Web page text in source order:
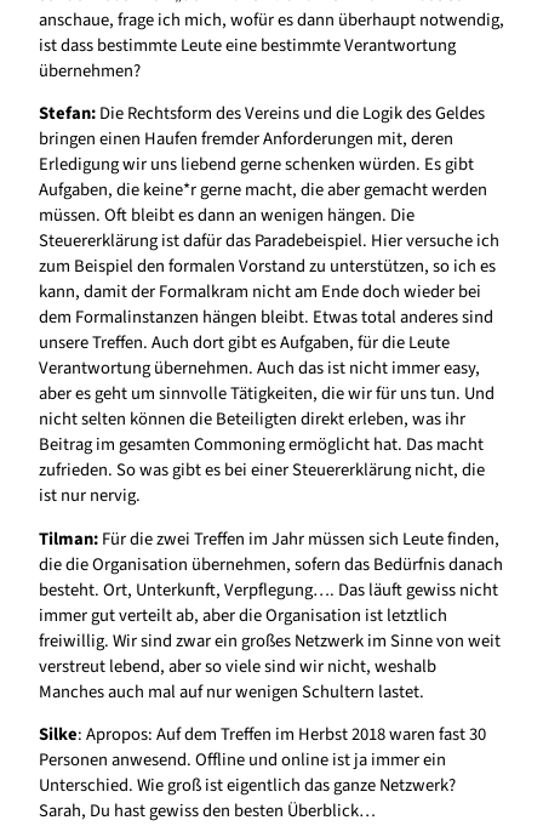
anschaue, frage ich mich, wofür es dann überhaupt notwendig,
ist dass bestimmte Leute eine bestimmte Verantwortung
übernehmen?
Stefan:Die Rechtsform des Vereins und die Logik des Geldes
bringen einen Haufen fremder Anforderungen mit, deren
Erledigung wir uns liebend gerne schenken würden. Es gibt
Aufgaben, die keine*r gerne macht, die aber gemacht werden
müssen. Oft bleibt es dann an wenigen hängen. Die
Steuererklärung ist dafür das Paradebeispiel. Hier versuche ich
zum Beispiel den formalen Vorstand zu unterstützen, so ich es
kann, damit der Formalkram nicht am Ende doch wieder bei
dem Formalinstanzen hängen bleibt. Etwas total anderes sind
unsere Treffen. Auch dort gibt es Aufgaben, für die Leute
Verantwortung übernehmen. Auch das ist nicht immer easy,
aber es geht um sinnvolle Tätigkeiten, die wir für uns tun. Und
nicht selten können die Beteiligten direkt erleben, was ihr
Beitrag im gesamten Commoning ermöglicht hat. Das macht
zufrieden. So was gibt es bei einer Steuererklärung nicht, die
ist nur nervig.
Tilman:Für die zwei Treffen im Jahr müssen sich Leute finden,
die die Organisation übernehmen, sofern das Bedürfnis danach
besteht. Ort, Unterkunft, Verpflegung…. Das läuft gewiss nicht
immer gut verteilt ab, aber die Organisation ist letztlich
freiwillig. Wir sind zwar ein großes Netzwerk im Sinne von weit
verstreut lebend, aber so viele sind wir nicht, weshalb
Manches auch mal auf nur wenigen Schultern lastet.
Silke: Apropos: Auf dem Treffen im Herbst 2018 waren fast 30
Personen anwesend. Offline und online ist ja immer ein
Unterschied. Wie groß ist eigentlich das ganze Netzwerk?
Sarah, Du hast gewiss den besten Überblick…